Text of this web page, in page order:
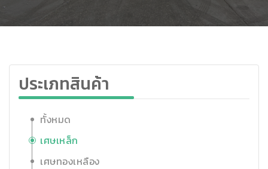
ประเภทสินค้า
ทั้งหมด
เศษเหล็ก
เศษทองเหลือง